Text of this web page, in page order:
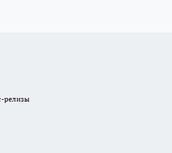
релизы